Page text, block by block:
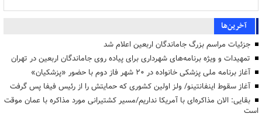
آخرین‌ها
جزئیات مراسم بزرگ جاماندگان اربعین اعلام شد
تمهیدات و ویژه برنامه‌های شهرداری برای پیاده روی جاماندگان اربعین در تهران
آغاز برنامه ملی پزشکی خانواده در ۲۰ شهر فاز دوم با حضور «پزشکیان»
آغاز سقوط اینفانتینو/ ولز اولین کشوری که حمایتش را از رئیس فیفا پس گرفت
بقایی: الان مذاکره‌ای با آمریکا نداریم/مسیر کشتیرانی مورد مذاکره با عمان موقت
است